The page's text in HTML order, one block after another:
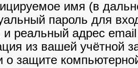
имя (в
пароль для
и реальный адрес
из вашей учётной
о защите